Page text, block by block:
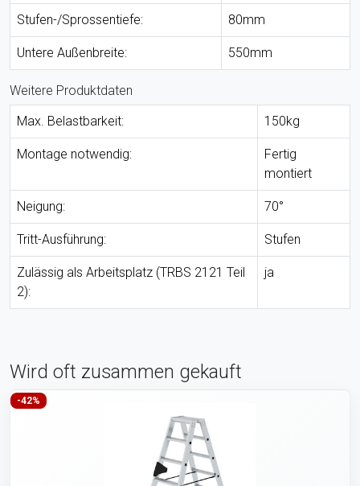
Stufen-/Sprossentiefe: 80mm
Untere Außenbreite: 550mm
Weitere Produktdaten
Max. Belastbarkeit:
150kg
Montage notwendig:
Fertig
montiert
Neigung: 70°
Tritt-Ausführung: Stufen
Zulässig als Arbeitsplatz (TRBS 2121 Teil
2):
ja
Wird oft zusammen gekauft
-42%